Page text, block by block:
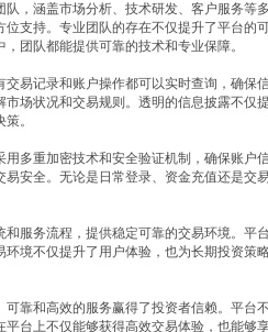
，涵盖市场分析、技术研发、客户服务等
支持。专业团队的存在不仅提升了平台的
团队都能提供可靠的技术和专业保障。
易记录和账户操作都可以实时查询，确保
场状况和交易规则。透明的信息披露不仅
。
多重加密技术和安全验证机制，确保账户
安全。无论是日常登录、资金充值还是交
服务流程，提供稳定可靠的交易环境。平
境不仅提升了用户体验，也为长期投资策
靠和高效的服务赢得了投资者信赖。平台
台上不仅能够获得高效交易体验，也能够